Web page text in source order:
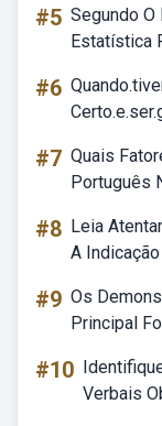
#5 Segundo
Estatística
#6
#7 Quais
Português
#8 Leia
A
#9 Os
Principal
#10
Verbais